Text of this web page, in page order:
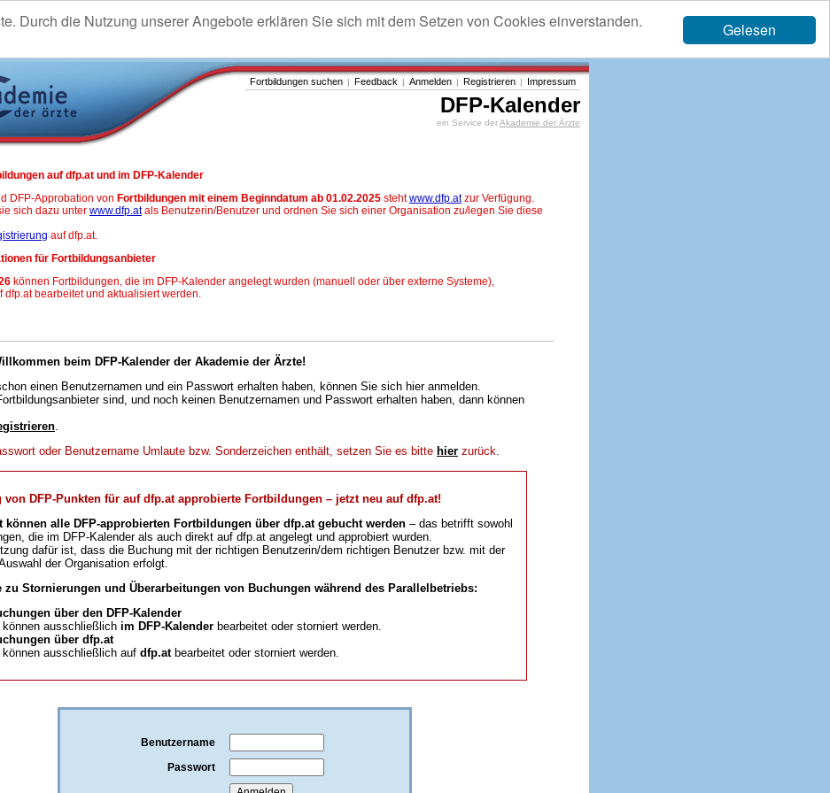
Gelesen
Durch die Nutzung unserer Angebote erklären Sie sich mit dem Setzen von Cookies einverstanden.
Fortbildungen suchen | Feedback | Anmelden | Registrieren | Impressum
DFP-Kalender
ein Service derAkademie der Ärzte
auf dfp.at und im DFP-Kalender
DFP-Approbation von Fortbildungen mit einem Beginndatum ab 01.02.2025 stehtwww.dfp.atzur Verfügung.
sich dazu unter www.dfp.atals Benutzerin/Benutzer und ordnen Sie sich einer Organisation zu/legen Sie diese
auf dfp.at.
für Fortbildungsanbieter
können Fortbildungen, die im DFP-Kalender angelegt wurden (manuell oder über externe Systeme),
dfp.at bearbeitet und aktualisiert werden.
beim DFP-Kalender der Akademie der Ärzte!
einen Benutzernamen und ein Passwort erhalten haben, können Sie sich hier anmelden.
sind, und noch keinen Benutzernamen und Passwort erhalten haben, dann können
.
oder Benutzername Umlaute bzw. Sonderzeichen enthält, setzen Sie es bitte hier zurück.
von DFP-Punkten für auf dfp.at approbierte Fortbildungen – jetzt neu auf dfp.at!
können alle DFP-approbierten Fortbildungen über dfp.at gebucht werden – das betrifft sowohl
die im DFP-Kalender als auch direkt auf dfp.at angelegt und approbiert wurden.
dafür ist, dass die Buchung mit der richtigen Benutzerin/dem richtigen Benutzer bzw. mit der
der Organisation erfolgt.
zu Stornierungen und Überarbeitungen von Buchungen während des Parallelbetriebs:
über den DFP-Kalender
ausschließlich im DFP-Kalender bearbeitet oder storniert werden.
über dfp.at
ausschließlich auf dfp.atbearbeitet oder storniert werden.
Benutzername
Passwort